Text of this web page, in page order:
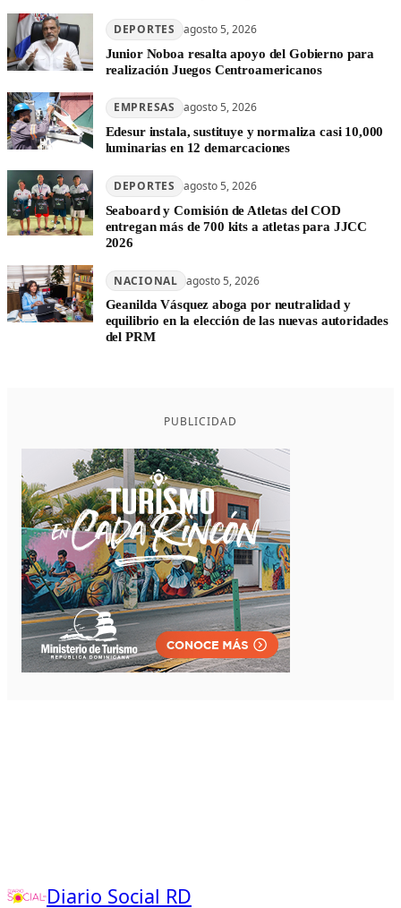
DEPORTES agosto 5, 2026
Junior Noboa resalta apoyo del Gobierno para
realización Juegos Centroamericanos
EMPRESAS agosto 5, 2026
Edesur instala, sustituye y normaliza casi 10,000
luminarias en 12 demarcaciones
DEPORTES agosto 5, 2026
Seaboard y Comisión de Atletas del COD
entregan más de 700 kits a atletas para JJCC
2026
NACIONAL agosto 5, 2026
Geanilda Vásquez aboga por neutralidad y
equilibrio en la elección de las nuevas autoridades
del PRM
PUBLICIDAD
Diario Social RD